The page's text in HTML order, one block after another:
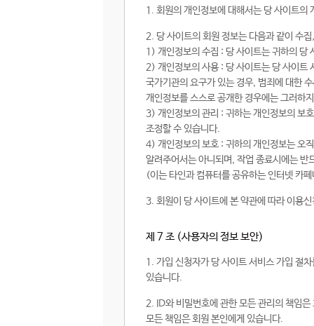
1. 회원의 개인정보에 대해서는 당 사이트의
2. 당 사이트의 회원 정보는 다음과 같이 수
1) 개인정보의 수집 : 당 사이트는 귀하의 당
2) 개인정보의 사용 : 당 사이트는 당 사이트
국가기관의 요구가 있는 경우, 범죄에 대한
개인정보를 스스로 공개한 경우에는 그러하
3) 개인정보의 관리 : 귀하는 개인정보의 보
조정할 수 있습니다.
4) 개인정보의 보호 : 귀하의 개인정보는 오
알려주어서는 아니되며, 작업 종료시에는 반
(이는 타인과 컴퓨터를 공유하는 인터넷 카
3. 회원이 당 사이트에 본 약관에 따라 이용
제 7 조 (사용자의 정보 보안)
1. 가입 신청자가 당 사이트 서비스 가입 절
있습니다.
2. ID와 비밀번호에 관한 모든 관리의 책임
모든 책임은 회원 본인에게 있습니다.